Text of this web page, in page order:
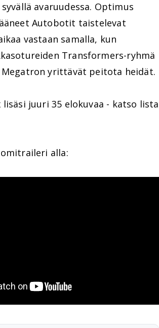
avaruudessa. Optimus
Autobotit taistelevat
vastaan samalla, kun
Transformers-ryhmä
Megatron yrittävät peitota heidät.
juuri 35 elokuvaa - katso lista
alla: